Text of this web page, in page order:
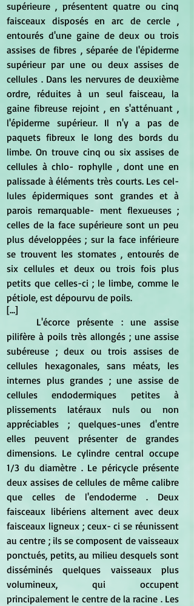
supérieure , présentent quatre ou cinq
faisceaux disposés en arc de cercle ,
entourés d'une gaine de deux ou trois
assises de fibres , séparée de l'épiderme
supérieur par une ou deux assises de
cellules . Dans les nervures de deuxième
ordre, réduites à un seul faisceau, la
gaine fibreuse rejoint , en s'atténuant ,
l'épiderme supérieur. Il n'y a pas de
paquets fibreux le long des bords du
limbe. On trouve cinq ou six assises de
cellules à chlo- rophylle , dont une en
palissade à éléments très courts. Les cel-
lules épidermiques sont grandes et à
parois remarquable- ment flexueuses ;
celles de la face supérieure sont un peu
plus développées ; sur la face inférieure
se trouvent les stomates , entourés de
six cellules et deux ou trois fois plus
petits que celles-ci ; le limbe, comme le
pétiole, est dépourvu de poils.
[...]
pilifère à poils très allongés ; une assise
subéreuse ; deux ou trois assises de
cellules hexagonales, sans méats, les
internes plus grandes ; une assise de
cellules endodermiques petites à
plissements latéraux nuls ou non
appréciables ; quelques-unes d'entre
elles peuvent présenter de grandes
dimensions. Le cylindre central occupe
1/3 du diamètre . Le péricycle présente
deux assises de cellules de même calibre
que celles de l'endoderme . Deux
faisceaux libériens alternent avec deux
faisceaux ligneux ; ceux- ci se réunissent
au centre ; ils se composent de vaisseaux
ponctués, petits, au milieu desquels sont
disséminés quelques vaisseaux plus
volumineux, qui occupent
principalement le centre de la racine . Les